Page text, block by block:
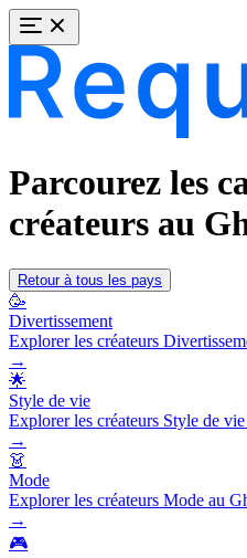
Parcourez les
créateurs au
Retour à tous les pays
🥳
Divertissement
Explorer les créateurs
→
🌟
Style de vie
Explorer les créateurs Style de
→
👗
Mode
Explorer les créateurs Mode au
→
🎮